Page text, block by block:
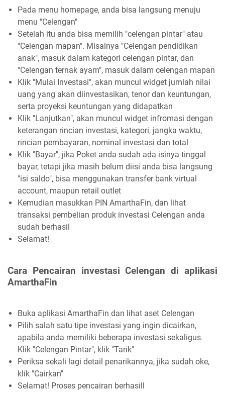
Pada menu homepage, anda bisa langsung menuju
menu "Celengan"
Setelah itu anda bisa memilih "celengan pintar" atau
"Celengan mapan". Misalnya "Celengan pendidikan
anak", masuk dalam kategori celengan pintar, dan
"Celengan ternak ayam", masuk dalam celengan mapan
Klik "Mulai Investasi", akan muncul widget jumlah nilai
uang yang akan diinvestasikan, tenor dan keuntungan,
serta proyeksi keuntungan yang didapatkan
Klik "Lanjutkan", akan muncul widget infromasi dengan
keterangan rincian investasi, kategori, jangka waktu,
rincian pembayaran, nominal investasi dan total
Klik "Bayar", jika Poket anda sudah ada isinya tinggal
bayar, tetapi jika masih belum diisi anda bisa langsung
"isi saldo", bisa menggunakan transfer bank virtual
account, maupun retail outlet
Kemudian masukkan PIN AmarthaFin, dan lihat
transaksi pembelian produk investasi Celengan anda
sudah berhasil
Selamat!
Cara Pencairan investasi Celengan di aplikasi
AmarthaFin
Buka aplikasi AmarthaFin dan lihat aset Celengan
Pilih salah satu tipe investasi yang ingin dicairkan,
apabila anda memiliki beberapa investasi sekaligus.
Klik "Celengan Pintar", klik "Tarik"
Periksa sekali lagi detail penarikannya, jika sudah oke,
klik "Cairkan"
Selamat! Proses pencairan berhasill